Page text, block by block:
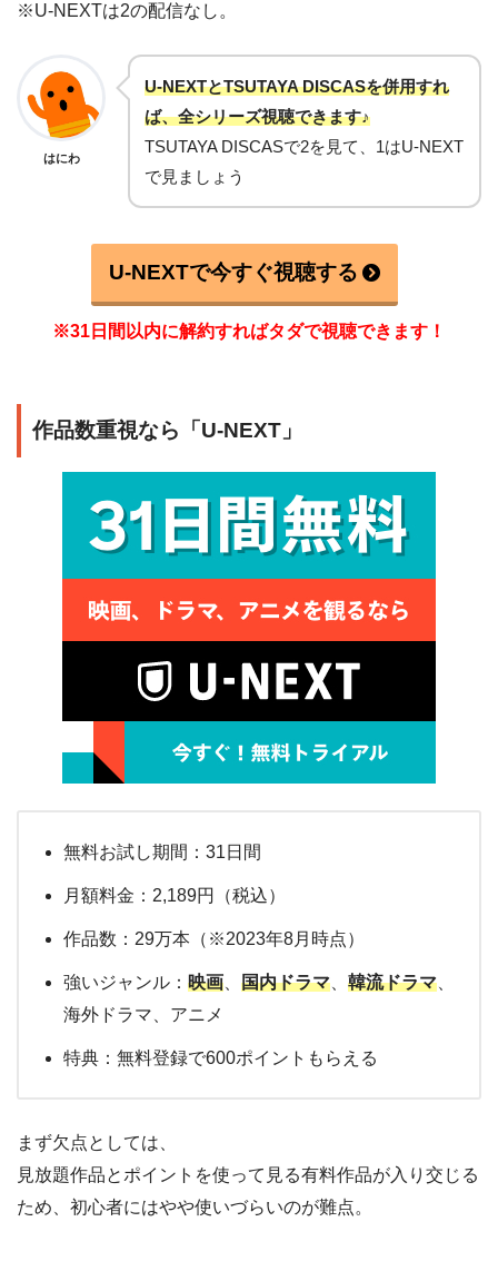
※U-NEXTは2の配信なし。
はにわ
U-NEXTとTSUTAYA DISCASを併用すれ
ば、全シリーズ視聴できます♪
TSUTAYA DISCASで2を見て、1はU-NEXT
で見ましょう
U-NEXTで今すぐ視聴する
※31日間以内に解約すればタダで視聴できます！
作品数重視なら「U-NEXT」
無料お試し期間：31日間
月額料金：2,189円（税込）
作品数：29万本（※2023年8月時点）
強いジャンル： 映画 国内ドラマ 韓流ドラマ
海外ドラマ、アニメ
特典：無料登録で600ポイントもらえる
まず欠点としては、
見放題作品とポイントを使って見る有料作品が入り交じる
ため、初心者にはやや使いづらいのが難点。